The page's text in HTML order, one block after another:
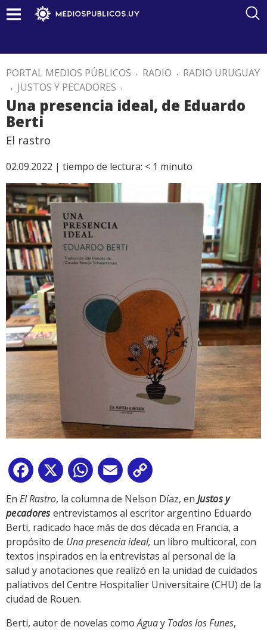
PORTAL MEDIOS PÚBLICOS . RADIO . RADIO URUGUAY
. JUSTOS Y PECADORES .
Una presencia ideal, de Eduardo
Berti
El rastro
02.09.2022 | tiempo de lectura: < 1 minuto
Facebook
X WhatsApp
Email
Link
En El Rastro, la columna de Nelson Díaz, en Justos y
pecadoresentrevistamos al escritor argentino Eduardo
Berti, radicado hace más de dos década en Francia, a
propósito de Una presencia ideal, un libro multicoral, con
textos inspirados en la entrevistas al personal de la
salud y anotaciones que realizó en la unidad de cuidados
paliativos del Centre Hospitalier Universitaire (CHU) de la
ciudad de Rouen.
Berti, autor de novelas comoAguay Todos los Funes,